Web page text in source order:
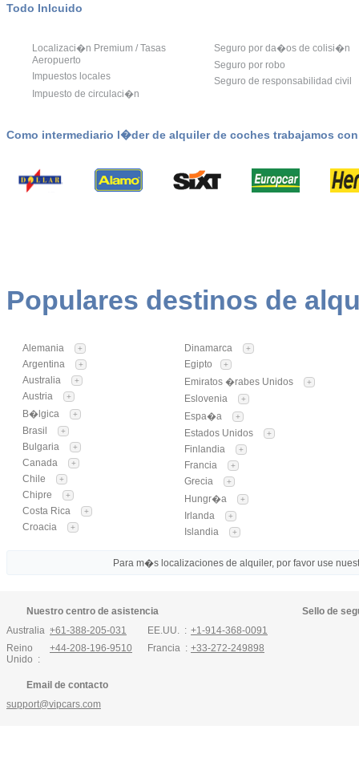
Todo Inlcuido
Localizaci�n Premium / Tasas
Aeropuerto
Impuestos locales
Impuesto de circulaci�n
Seguro por da�os de colisi�n
Seguro por robo
Seguro de responsabilidad civil
Como intermediario l�der de alquiler de coches trabajamos
Populares destinos de
Alemania +
Argentina +
Australia +
Austria +
B�lgica +
Brasil +
Bulgaria +
Canada +
Chile +
Chipre +
Costa Rica +
Croacia +
Dinamarca +
Egipto +
Emiratos �rabes Unidos +
Eslovenia +
Espa�a +
Estados Unidos +
Finlandia +
Francia +
Grecia +
Hungr�a +
Irlanda +
Islandia +
Para m�s localizaciones de alquiler, por favor use
Nuestro centro de asistencia
Australia :+61-388-205-031
Reino
Unido :
+44-208-196-9510
EE.UU. : +1-914-368-0091
Francia : +33-272-249898
Email de contacto
support@vipcars.com
Sello de